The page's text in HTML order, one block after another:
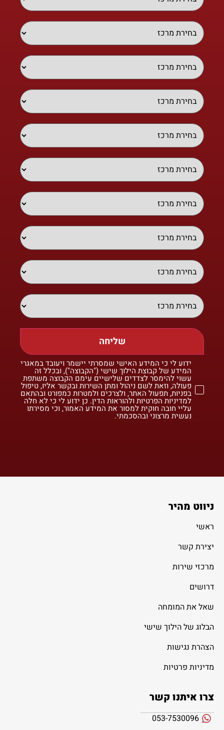
שליחה
ידוע לי כי המידע האישי שמסרתי יישמר ויעובד במאגרי
המידע של קבוצת הילוך שישי ("הקבוצה"), ובכלל זה
עשוי להימסר לצדדים שלישיים עימם הקבוצה משתפת
פעולה, וזאת לשם ניהול ומתן השירות ובקשר אליו, טיפול
בפניות, תפעול האתר, ולצרכים ולמטרות כמפורט ובהתאם
למדיניות הפרטיות ולהוראות הדין. כן ידוע לי כי לא חלה
עליי חובה חוקית למסור את המידע האמור, וכי מסירתו
נעשית מרצוני ובהסכמתי.
ניווט מהיר
ראשי
יצירת קשר
מרכזי שירות
דרושים
שאל את המומחה
הבלוג של הילוך שישי
הצהרת נגישות
מדיניות פרטיות
צרו איתנו קשר
053-7530096